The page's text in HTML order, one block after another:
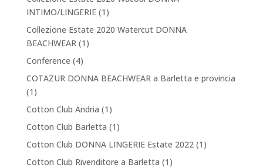
INTIMO/LINGERIE(1)
Collezione Estate 2020 Watercut DONNA
BEACHWEAR(1)
Conference (4)
COTAZUR DONNA BEACHWEAR a Barletta e provincia
(1)
Cotton Club Andria (1)
Cotton Club Barletta (1)
Cotton Club DONNA LINGERIE Estate 2022(1)
Cotton Club Rivenditore a Barletta (1)